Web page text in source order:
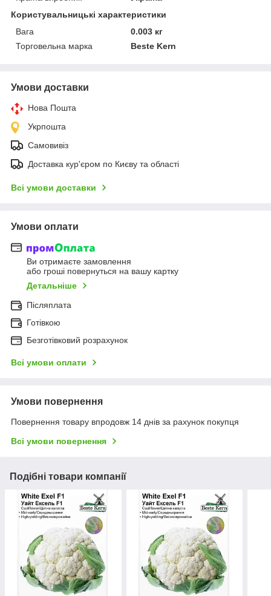
Користувальницькі характеристики
Вага
0.003 кг
Торговельна марка
Beste Kern
Умови доставки
Нова Пошта
Укрпошта
Самовивіз
Доставка кур'єром по Києву та області
Всі умови доставки
Умови оплати
Ви отримаєте замовлення
або гроші повернуться на вашу картку
Детальніше
Післяплата
Готівкою
Безготівковий розрахунок
Всі умови оплати
Умови повернення
Повернення товару впродовж 14 днів за рахунок покупця
Всі умови повернення
Подібні товари компанії